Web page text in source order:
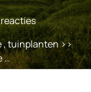
,tuinplanten>>
…